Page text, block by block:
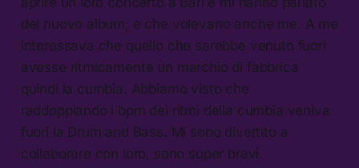
del nuovo album, e che volevano anche me. A me
interessava che quello che sarebbe venuto fuori
avesse ritmicamente un marchio di fabbrica
quindi la cumbia. Abbiamo visto che
raddoppiando i bpm dei ritmi della cumbia veniva
fuori la Drum and Bass. Mi sono divertito a
collaborare con loro, sono super bravi.